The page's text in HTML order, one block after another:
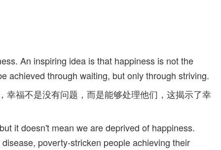
An inspiring idea is that happiness is not the
achieved through waiting, but only through striving.
幸福不是没有问题，而是能够处理他们，这揭示了幸
it doesn't mean we are deprived of happiness.
poverty-stricken people achieving their